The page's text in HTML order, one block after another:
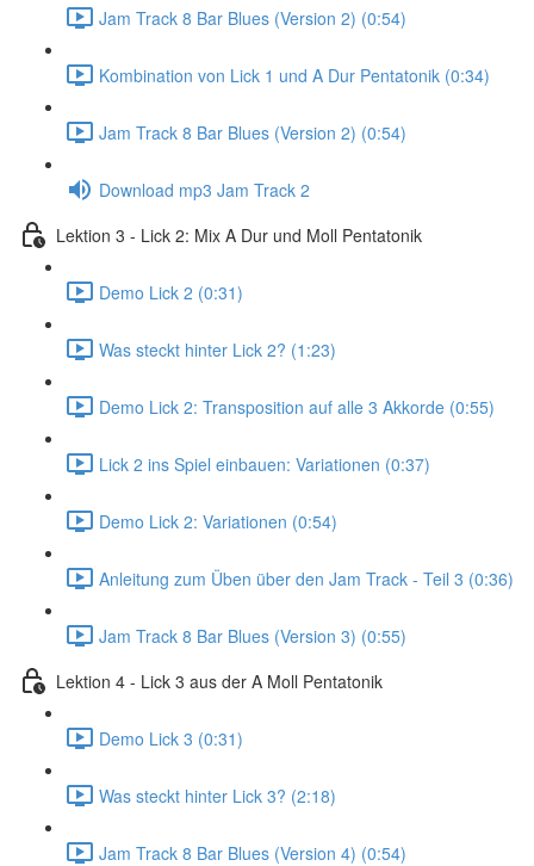
Jam Track 8 Bar Blues (Version 2) (0:54)
Kombination von Lick 1 und A Dur Pentatonik (0:34)
Jam Track 8 Bar Blues (Version 2) (0:54)
Download mp3 Jam Track 2
Lektion 3 - Lick 2: Mix A Dur und Moll Pentatonik
Demo Lick 2 (0:31)
Was steckt hinter Lick 2? (1:23)
Demo Lick 2: Transposition auf alle 3 Akkorde (0:55)
Lick 2 ins Spiel einbauen: Variationen (0:37)
Demo Lick 2: Variationen (0:54)
Anleitung zum Üben über den Jam Track - Teil 3 (0:36)
Jam Track 8 Bar Blues (Version 3) (0:55)
Lektion 4 - Lick 3 aus der A Moll Pentatonik
Demo Lick 3 (0:31)
Was steckt hinter Lick 3? (2:18)
Jam Track 8 Bar Blues (Version 4) (0:54)